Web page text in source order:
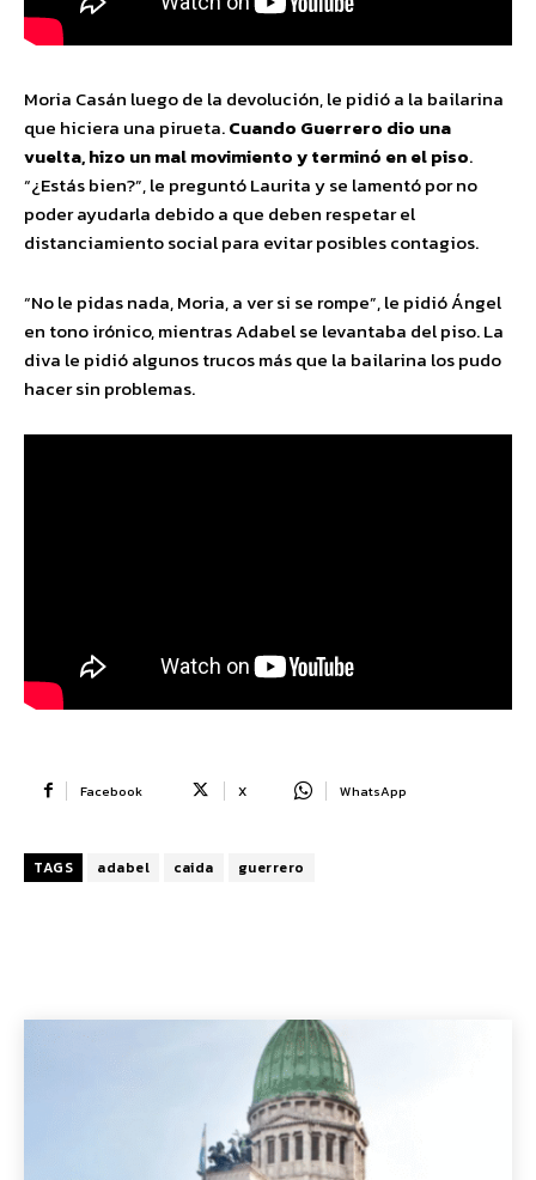
Moria Casán luego de la devolución, le pidió a la bailarina
que hiciera una pirueta.Cuando Guerrero dio una
vuelta, hizo un mal movimiento y terminó en el piso.
“¿Estás bien?”, le preguntó Laurita y se lamentó por no
poder ayudarla debido a que deben respetar el
distanciamiento social para evitar posibles contagios.
“No le pidas nada, Moria, a ver si se rompe”, le pidió Ángel
en tono irónico, mientras Adabel se levantaba del piso. La
diva le pidió algunos trucos más que la bailarina los pudo
hacer sin problemas.
Facebook X WhatsApp
TAGS adabel caida guerrero